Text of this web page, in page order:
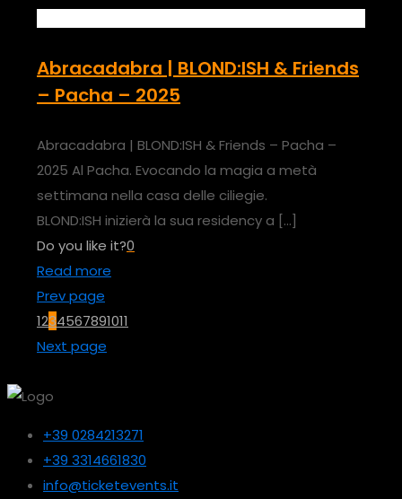
Abracadabra | BLOND:ISH & Friends
– Pacha – 2025
Abracadabra | BLOND:ISH & Friends – Pacha –
2025 Al Pacha. Evocando la magia a metà
settimana nella casa delle ciliegie.
BLOND:ISH inizierà la sua residency a […]
Do you like it?0
Read more
Prev page
1234567891011
Next page
+39 0284213271
+39 3314661830
info@ticketevents.it